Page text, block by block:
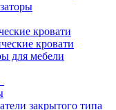
кровати
кровати
для мебели
закрытого типа